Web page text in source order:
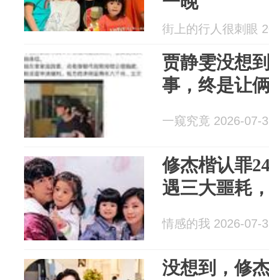
街上的行人很刺眼
贾静雯没想
事，终是让
一窥究竟 2026-07-
修杰楷认罪
遇三大噩耗
情感的我 2026-07-
没想到，修